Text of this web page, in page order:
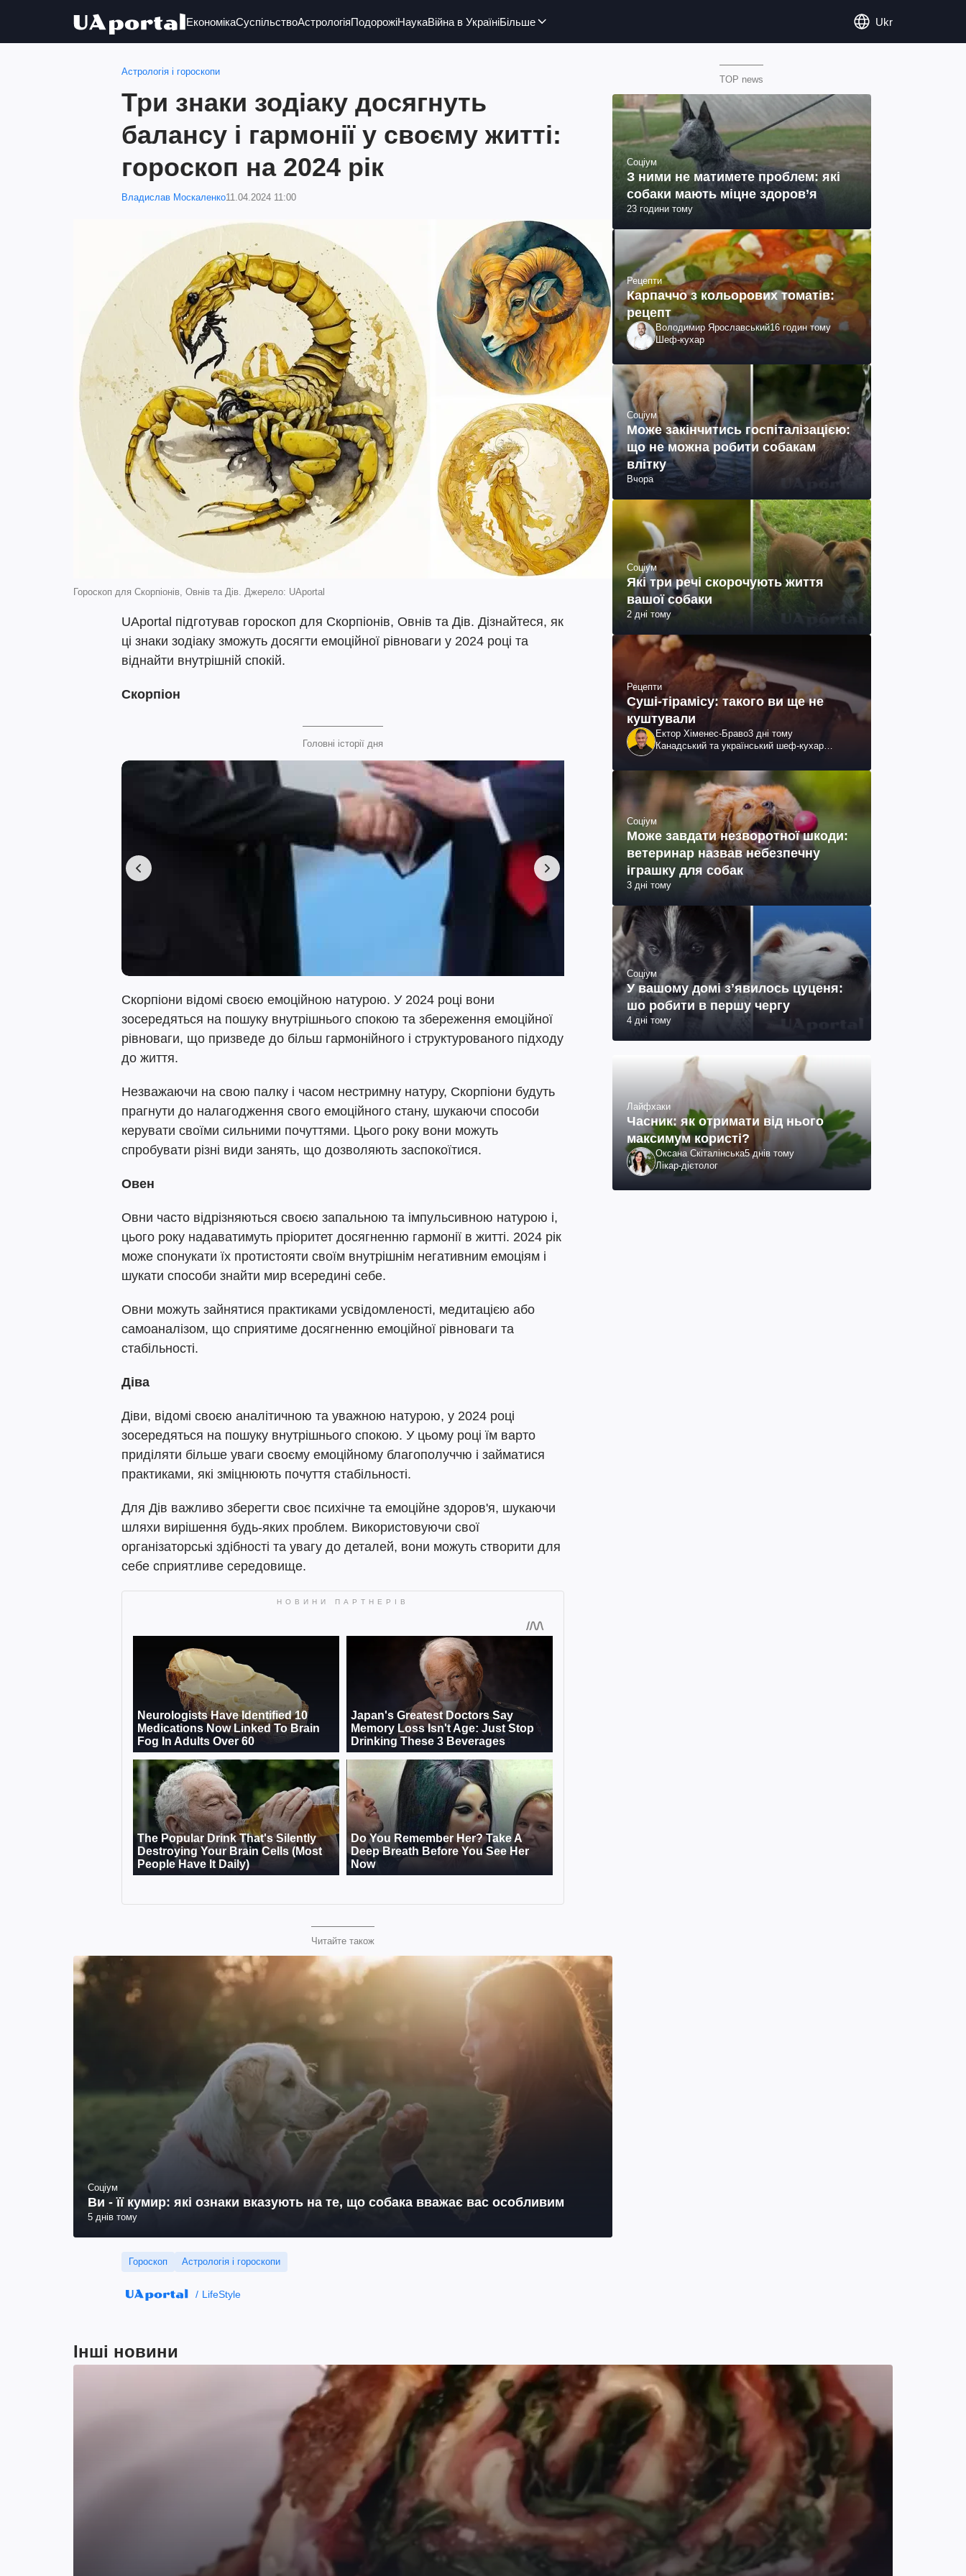
ЕкономікаСуспільствоАстрологіяПодорожіНаукаВійна в УкраїніБільше Ukr
Астрологія і гороскопи
Три знаки зодіаку досягнуть
балансу і гармонії у своєму житті:
гороскоп на 2024 рік
Владислав Москаленко11.04.2024 11:00
Гороскоп для Скорпіонів, Овнів та Дів. Джерело: UAportal
UAportal підготував гороскоп для Скорпіонів, Овнів та Дів. Дізнайтеся, як
ці знаки зодіаку зможуть досягти емоційної рівноваги у 2024 році та
віднайти внутрішній спокій.
Скорпіон
Головні історії дня
Скорпіони відомі своєю емоційною натурою. У 2024 році вони
зосередяться на пошуку внутрішнього спокою та збереження емоційної
рівноваги, що призведе до більш гармонійного і структурованого підходу
до життя.
Незважаючи на свою палку і часом нестримну натуру, Скорпіони будуть
прагнути до налагодження свого емоційного стану, шукаючи способи
керувати своїми сильними почуттями. Цього року вони можуть
спробувати різні види занять, що дозволяють заспокоїтися.
Овен
Овни часто відрізняються своєю запальною та імпульсивною натурою і,
цього року надаватимуть пріоритет досягненню гармонії в житті. 2024 рік
може спонукати їх протистояти своїм внутрішнім негативним емоціям і
шукати способи знайти мир всередині себе.
Овни можуть зайнятися практиками усвідомленості, медитацією або
самоаналізом, що сприятиме досягненню емоційної рівноваги та
стабільності.
Діва
Діви, відомі своєю аналітичною та уважною натурою, у 2024 році
зосередяться на пошуку внутрішнього спокою. У цьому році їм варто
приділяти більше уваги своєму емоційному благополуччю і займатися
практиками, які зміцнюють почуття стабільності.
Для Дів важливо зберегти своє психічне та емоційне здоров'я, шукаючи
шляхи вирішення будь-яких проблем. Використовуючи свої
організаторські здібності та увагу до деталей, вони можуть створити для
себе сприятливе середовище.
Читайте також
Соціум
Ви - її кумир: які ознаки вказують на те, що собака вважає вас особливим
5 днів тому
Гороскоп Астрологія і гороскопи
LifeStyle
TOP news
Соціум
З ними не матимете проблем: які
собаки мають міцне здоров’я
23 години тому
Рецепти
Карпаччо з кольорових томатів:
рецепт
Володимир Ярославський16 годин тому
Шеф-кухар
Соціум
Може закінчитись госпіталізацією:
що не можна робити собакам
влітку
Вчора
Соціум
Які три речі скорочують життя
вашої собаки
2 дні тому
Рецепти
Суші-тірамісу: такого ви ще не
куштували
Ектор Хіменес-Браво3 дні тому
Канадський та український шеф-кухар
телеведучий
Соціум
Може завдати незворотної шкоди:
ветеринар назвав небезпечну
іграшку для собак
3 дні тому
Соціум
У вашому домі зʼявилось цуценя:
шо робити в першу чергу
4 дні тому
Лайфхаки
Часник: як отримати від нього
максимум користі?
Оксана Скіталінська5 днів тому
Лікар-дієтолог
Інші новини